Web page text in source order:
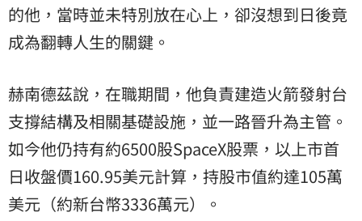
的他，當時並未特別放在心上，卻沒想到日後竟
成為翻轉人生的關鍵。
赫南德茲說，在職期間，他負責建造火箭發射台
支撐結構及相關基礎設施，並一路晉升為主管。
如今他仍持有約6500股SpaceX股票，以上市首
日收盤價160.95美元計算，持股市值約達105萬
美元（約新台幣3336萬元）。